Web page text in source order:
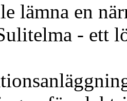
lämna en
- ett